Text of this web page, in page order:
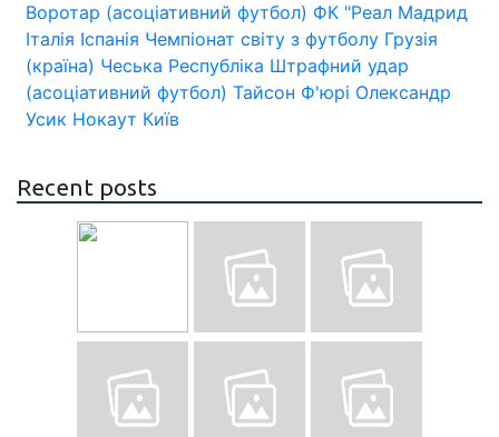
Воротар (асоціативний футбол) ФК "Реал Мадрид
Італія Іспанія Чемпіонат світу з футболу Грузія
(країна) Чеська Республіка Штрафний удар
(асоціативний футбол) Тайсон Ф'юрі Олександр
Усик Нокаут Київ
Recent posts